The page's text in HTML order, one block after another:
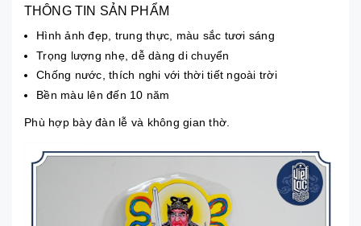
THÔNG TIN SẢN PHẨM
Hình ảnh đẹp, trung thực, màu sắc tươi sáng
Trọng lượng nhẹ, dễ dàng di chuyển
Chống nước, thích nghi với thời tiết ngoài trời
Bền màu lên đến 10 năm
Phù hợp bày đàn lễ và không gian thờ.